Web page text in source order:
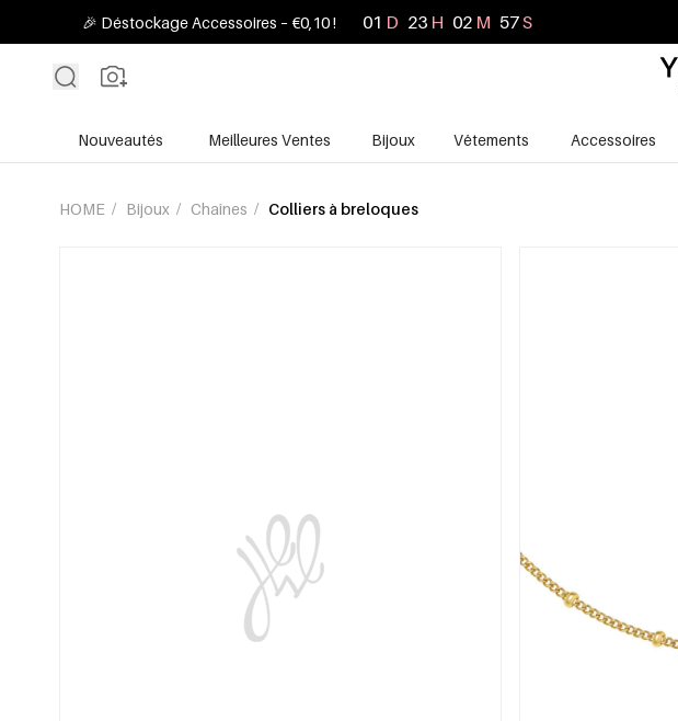
🎉 Déstockage Accessoires – €0,10 ! 01 D 23 H 02 M 56S
Nouveautés Meilleures Ventes Bijoux Vêtements Accessoires
HOME / Bijoux / Chaînes / Colliers à breloques